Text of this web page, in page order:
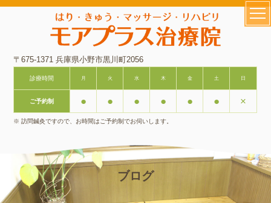
〒675-1371 兵庫県小野市黒川町2056
診療時間 月 火 水 木 金 土 日
ご予約制 ● ● ● ● ● ● ×
※ 訪問鍼灸ですので、お時間はご予約制でお伺いします。
ブログ